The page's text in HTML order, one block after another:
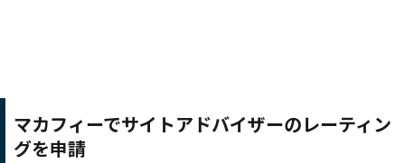
マカフィーでサイトアドバイザーのレーティン
グを申請